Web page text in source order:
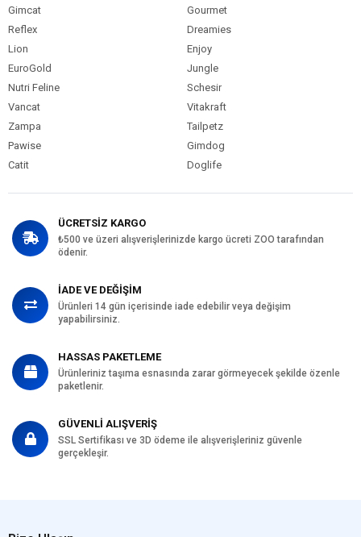
Gimcat
Gourmet
Reflex
Dreamies
Lion
Enjoy
EuroGold
Jungle
Nutri Feline
Schesir
Vancat
Vitakraft
Zampa
Tailpetz
Pawise
Gimdog
Catit
Doglife
ÜCRETSİZ KARGO
₺500 ve üzeri alışverişlerinizde kargo ücreti ZOO tarafından
ödenir.
İADE VE DEĞİŞİM
Ürünleri 14 gün içerisinde iade edebilir veya değişim
yapabilirsiniz.
HASSAS PAKETLEME
Ürünleriniz taşıma esnasında zarar görmeyecek şekilde özenle
paketlenir.
GÜVENLİ ALIŞVERİŞ
SSL Sertifikası ve 3D ödeme ile alışverişleriniz güvenle
gerçekleşir.